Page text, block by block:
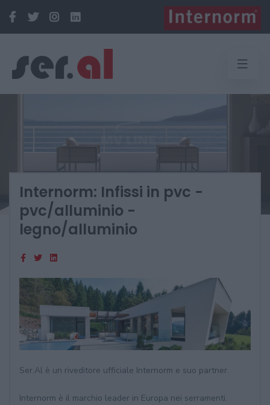
Internorm: Infissi in pvc -
pvc/alluminio -
legno/alluminio
Ser.Al è un riveditore ufficiale Internorm e suo partner.
Internorm è il marchio leader in Europa nei serramenti.